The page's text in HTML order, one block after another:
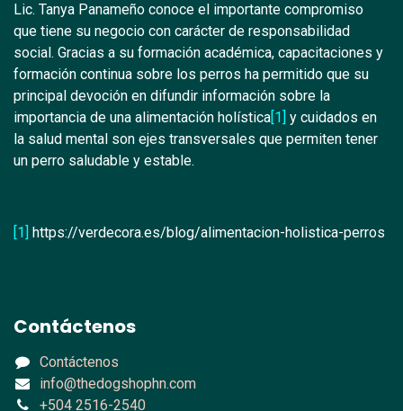
Lic. Tanya Panameño conoce el importante compromiso
que tiene su negocio con carácter de responsabilidad
social. Gracias a su formación académica, capacitaciones y
formación continua sobre los perros ha permitido que su
principal devoción en difundir información sobre la
importancia de una alimentación holística[1] y cuidados en
la salud mental son ejes transversales que permiten tener
un perro saludable y estable.
[1] https://verdecora.es/blog/alimentacion-holistica-perros
Contáctenos
Contáctenos
info@thedogshophn.com
+504 2516-2540